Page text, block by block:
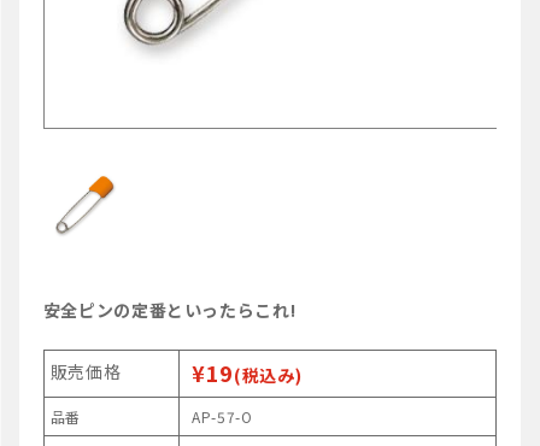
安全ピンの定番といったらこれ!
販売価格 ¥19(税込み)
品番
AP-57-O